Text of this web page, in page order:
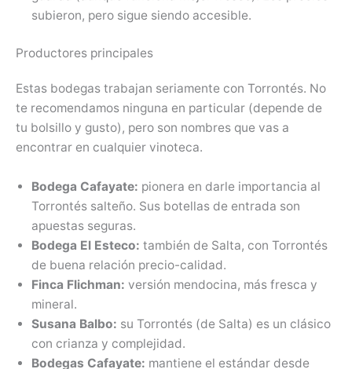
subieron, pero sigue siendo accesible.
Productores principales
Estas bodegas trabajan seriamente con Torrontés. No
te recomendamos ninguna en particular (depende de
tu bolsillo y gusto), pero son nombres que vas a
encontrar en cualquier vinoteca.
Bodega Cafayate: pionera en darle importancia al
Torrontés salteño. Sus botellas de entrada son
apuestas seguras.
Bodega El Esteco: también de Salta, con Torrontés
de buena relación precio-calidad.
Finca Flichman: versión mendocina, más fresca y
mineral.
Susana Balbo: su Torrontés (de Salta) es un clásico
con crianza y complejidad.
Bodegas Cafayate: mantiene el estándar desde